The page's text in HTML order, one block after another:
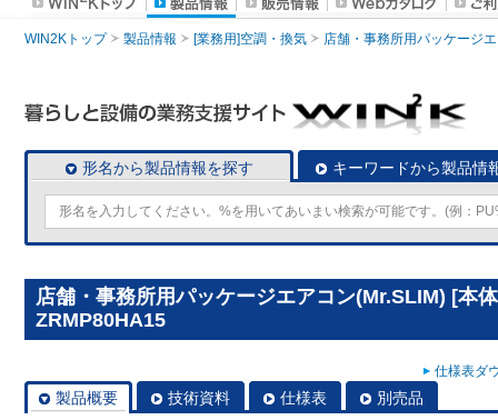
WIN2Kトップ 製品情報 [業務用]空調・換気 店舗・事務所用パッケージ
形名から製品情報を探す キーワードから製品情
店舗・事務所用パッケージエアコン(Mr.SLIM) [本
ZRMP80HA15
仕様表ダ
製品概要 技術資料 仕様表 別売品